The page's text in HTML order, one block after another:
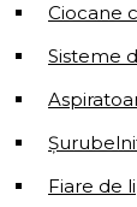
Ciocane
Sisteme
Fiare de